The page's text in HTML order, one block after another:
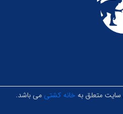
متعلق به خانه کشتی می باشد.